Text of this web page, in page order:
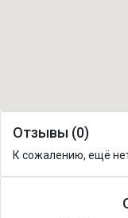
Отзывы (0)
К сожалению, ещё